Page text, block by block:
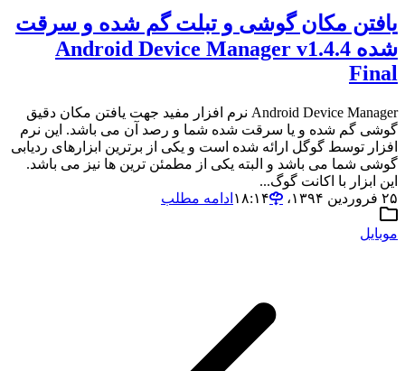
یافتن مکان گوشی و تبلت گم شده و سرقت
شده Android Device Manager v1.4.4
Final
Android Device Manager نرم افزار مفید جهت یافتن مکان دقیق
گوشی گم شده و یا سرقت شده شما و رصد آن می باشد. این نرم
افزار توسط گوگل ارائه شده است و یکی از برترین ابزارهای ردیابی
گوشی شما می باشد و البته یکی از مطمئن ترین ها نیز می باشد.
این ابزار با اکانت گوگ...
۲۵ فروردین ۱۳۹۴،‏ ۱۸:۱۴
ادامه مطلب
موبایل